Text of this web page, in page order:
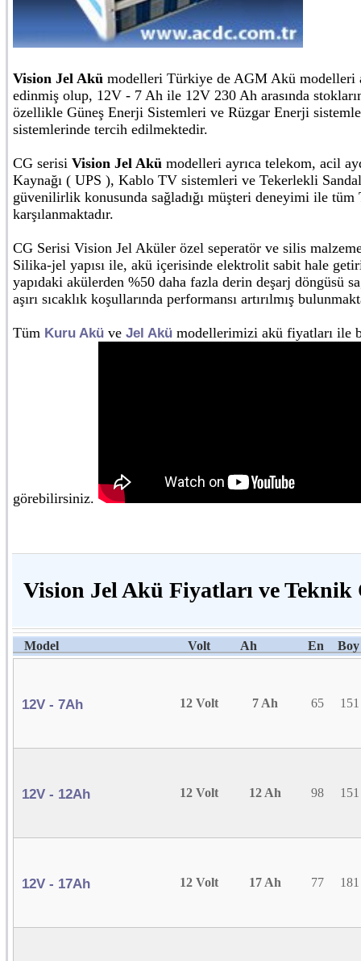
Vision Jel Akü modelleri Türkiye de AGM Akü modelleri
edinmiş olup, 12V - 7 Ah ile 12V 230 Ah arasında
özellikle Güneş Enerji Sistemleri ve Rüzgar Enerji
sistemlerinde tercih edilmektedir.
CG serisi Vision Jel Akü modelleri ayrıca telekom, acil
Kaynağı ( UPS ), Kablo TV sistemleri ve Tekerlekli
güvenilirlik konusunda sağladığı müşteri deneyimi ile
karşılanmaktadır.
CG Serisi Vision Jel Aküler özel seperatör ve silis
Silika-jel yapısı ile, akü içerisinde elektrolit sabit hale
yapıdaki akülerden %50 daha fazla derin deşarj döngüsü
aşırı sıcaklık koşullarında performansı artırılmış
Tüm Kuru Akü ve Jel Akü modellerimizi akü fiyatları ile
görebilirsiniz.
Vision Jel Akü Fiyatları ve
Model Volt Ah En Boy
12V - 7Ah 12 Volt 7 Ah 65 151
12V - 12Ah 12 Volt 12 Ah 98 151
12V - 17Ah 12 Volt 17 Ah 77 181